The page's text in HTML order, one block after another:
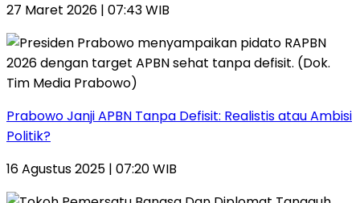
27 Maret 2026 | 07:43 WIB
Prabowo Janji APBN Tanpa Defisit: Realistis atau Ambisi
Politik?
16 Agustus 2025 | 07:20 WIB